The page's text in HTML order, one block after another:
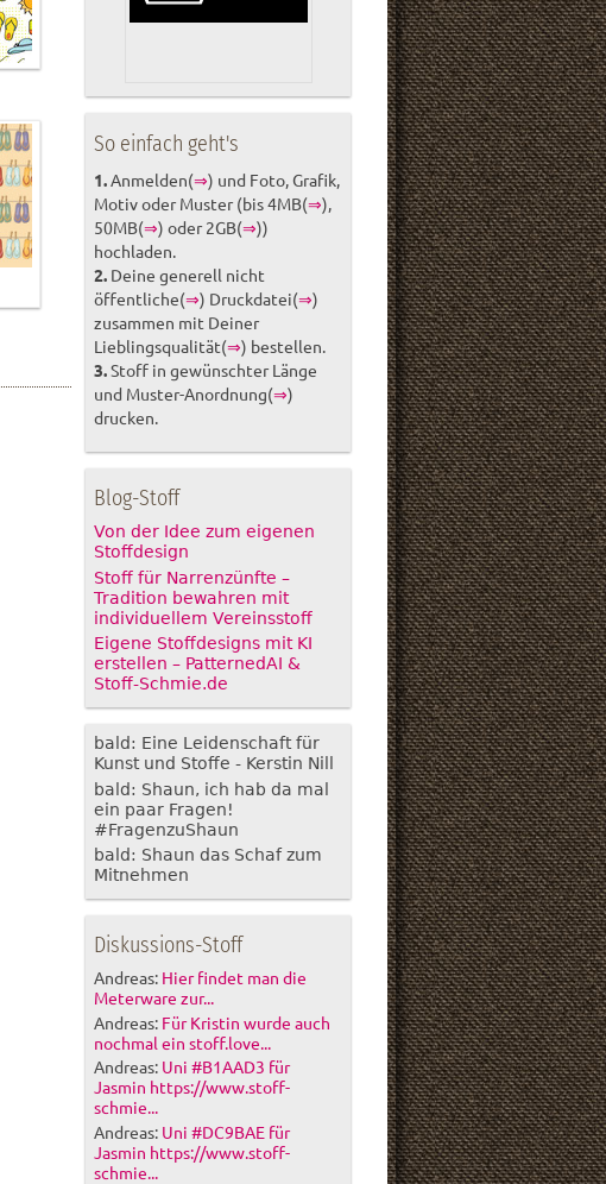
So einfach geht's
1.Anmelden(⇒) und Foto, Grafik,
Motiv oder Muster (bis 4MB(⇒),
50MB(⇒) oder 2GB(⇒))
hochladen.
2. Deine generell nicht
öffentliche(⇒) Druckdatei(⇒)
zusammen mit Deiner
Lieblingsqualität(⇒) bestellen.
3.Stoff in gewünschter Länge
und Muster-Anordnung(⇒)
drucken.
Blog-Stoff
Von der Idee zum eigenen
Stoffdesign
Stoff für Narrenzünfte –
Tradition bewahren mit
individuellem Vereinsstoff
Eigene Stoffdesigns mit KI
erstellen – PatternedAI &
Stoff-Schmie.de
bald: Eine Leidenschaft für
Kunst und Stoffe - Kerstin Nill
bald: Shaun, ich hab da mal
ein paar Fragen!
#FragenzuShaun
bald: Shaun das Schaf zum
Mitnehmen
Diskussions-Stoff
Andreas: Hier findet man die
Meterware zur...
Andreas: Für Kristin wurde auch
nochmal ein stoff.love...
Andreas: Uni #B1AAD3 für
Jasmin https://www.stoff-
schmie...
Andreas: Uni #DC9BAE für
Jasmin https://www.stoff-
schmie...